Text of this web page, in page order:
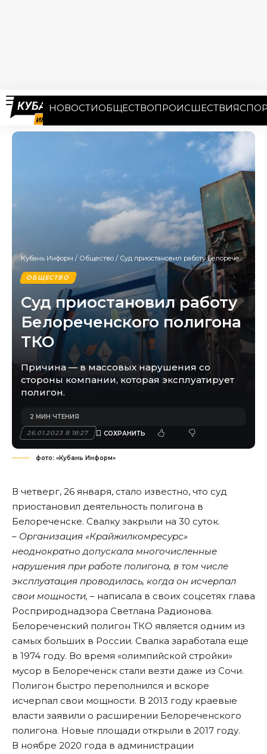
НОВОСТИОБЩЕСТВОПРОИСШЕСТВИЯ
Кубань Информ / Общество / Суд приостановил работу Белореченского полигона ТКО
ОБЩЕСТВО
Суд приостановил работу
Белореченского полигона
ТКО
Причина — в массовых нарушения со
стороны компании, которая эксплуатирует
полигон.
26.01.2023 В 18:27
2 МИН ЧТЕНИЯ
фото: «Кубань Информ»
В четверг, 26 января, стало известно, что суд
приостановил деятельность полигона в
Белореченске. Свалку закрыли на 30 суток.
– Организация «Крайжилкомресурс»
неоднократно допускала многочисленные
нарушения при работе полигона, в том числе
эксплуатация проводилась, когда он исчерпал
свои мощности, – написала в своих соцсетях глава
Росприроднадзора Светлана Радионова.
Белореченский полигон ТКО является одним из
самых больших в России. Свалка заработала еще
в 1974 году. Во время «олимпийской стройки»
мусор в Белореченск стали везти даже из Сочи.
Полигон быстро переполнился и вскоре
исчерпал свои мощности. В 2013 году краевые
власти заявили о расширении Белореченского
полигона. Новые площади открыли в 2017 году.
В ноябре 2020 года в администрации